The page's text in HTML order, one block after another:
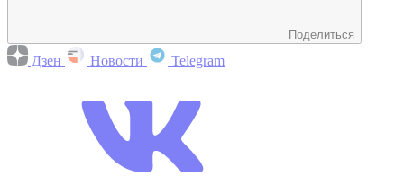
Поделиться
Дзен Новости Telegram